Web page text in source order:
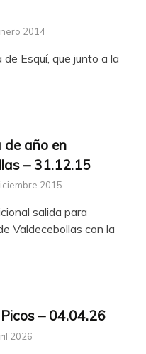
2014
Esquí, que junto a la
de año en
– 31.12.15
2015
salida para
Valdecebollas con la
– 04.04.26
2026